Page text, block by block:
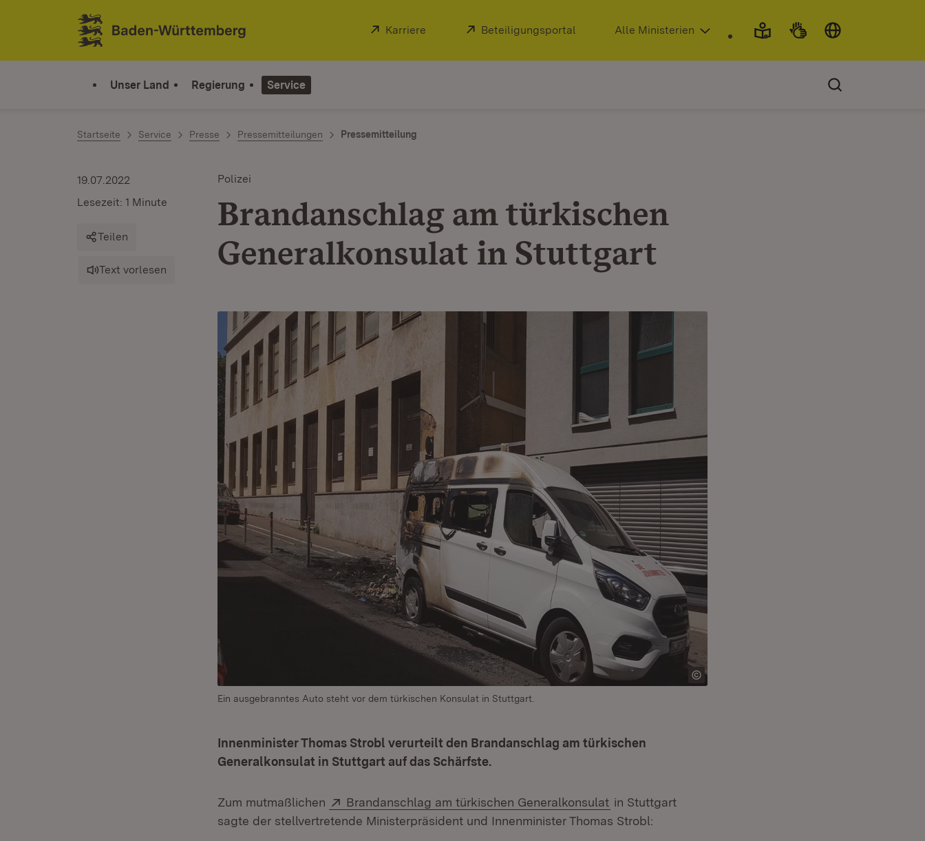
Zum Inhalt springen
Link zur Startseite
Extern:
Karriere (Öffnet in neuem Fenster)
Extern:
Beteiligungsportal (Öffnet in neuem Fenster)
Alle Ministerien
Unser Land Regierung Service
Startseite Service Presse Pressemitteilungen Pressemitteilung
Polizei
Brandanschlag am türkischen
Generalkonsulat in Stuttgart
19.07.2022
Lesezeit: 1 Minute
Teilen
Text vorlesen
Ein ausgebranntes Auto steht vor dem türkischen Konsulat in Stuttgart.
Innenminister Thomas Strobl verurteilt den Brandanschlag am türkischen
Generalkonsulat in Stuttgart auf das Schärfste.
Zum mutmaßlichen Extern:
Brandanschlag am türkischen Generalkonsulat (Öffnet in neuem Fenster)
in Stuttgart
sagte der stellvertretende Ministerpräsident und Innenminister Thomas Strobl: